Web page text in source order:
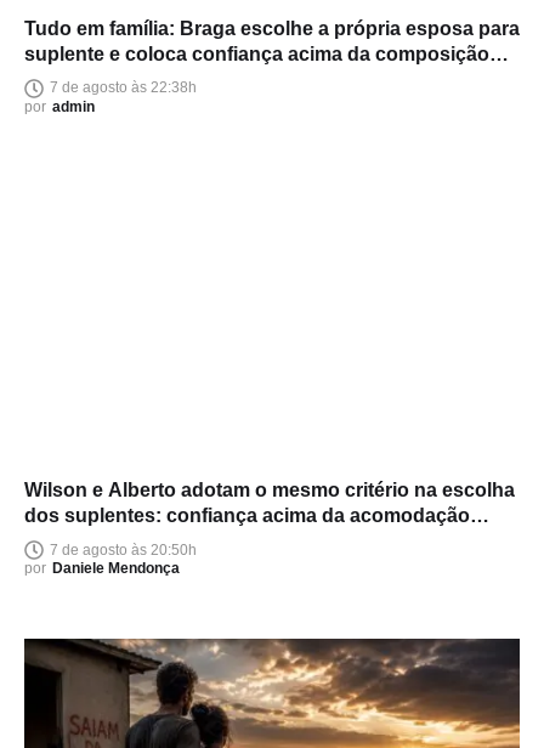
Tudo em família: Braga escolhe a própria esposa para
suplente e coloca confiança acima da composição
política
7 de agosto às 22:38h
por admin
Wilson e Alberto adotam o mesmo critério na escolha
dos suplentes: confiança acima da acomodação
política
7 de agosto às 20:50h
por Daniele Mendonça